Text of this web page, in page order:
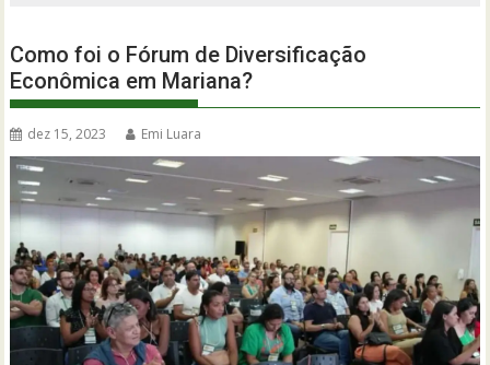
Como foi o Fórum de Diversificação
Econômica em Mariana?
dez 15, 2023 Emi Luara